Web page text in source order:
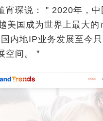
宵琛说：＂2020年，中
美国成为世界上最大的
内地IP业务发展至今
空间。＂